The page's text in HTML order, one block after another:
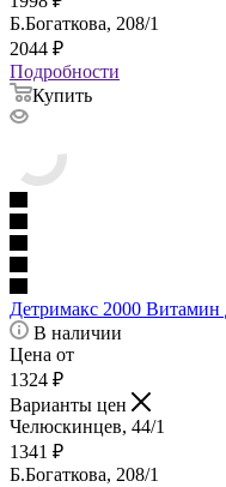
Б.Богаткова, 208/1
2044 ₽
Подробности
Купить
Детримакс 2000
В наличии
Цена от
1324 ₽
Варианты цен
Челюскинцев, 44/1
1341 ₽
Б.Богаткова, 208/1